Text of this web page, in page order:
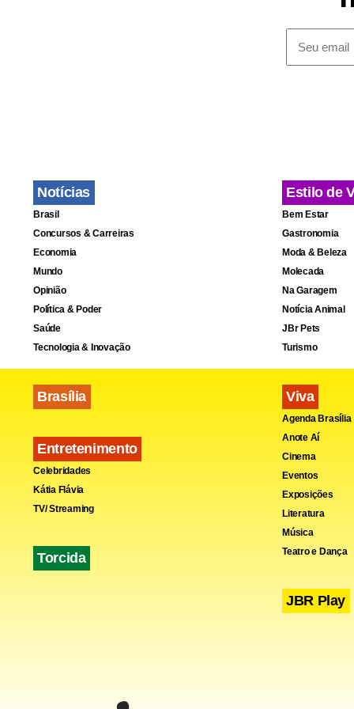
“Nenhum
que outro
“ações
“É
Latina e ao
busca a
da defesa
Notícias
Brasil
Concursos & Carreiras
Economia
Mundo
Opinião
Política & Poder
Saúde
Tecnologia & Inovação
Brasília
Entretenimento
Celebridades
Kátia Flávia
TV/ Streaming
Torcida
Estilo de
Bem Estar
Gastronomia
Moda & Beleza
Molecada
Na Garagem
Notícia Animal
JBr Pets
Turismo
Viva
Agenda Brasília
Anote Aí
Cinema
Eventos
Exposições
Literatura
Música
Teatro e Dança
JBR Play